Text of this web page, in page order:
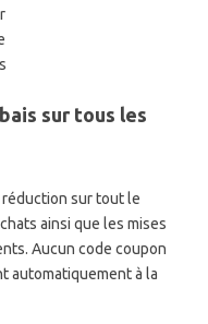
sur tous les
réduction sur tout le
ainsi que les mises
Aucun code coupon
automatiquement à la